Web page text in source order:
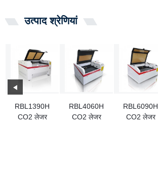
उत्पाद श्रेणियां
RBL1390H
CO2 लेजर
RBL4060H
CO2 लेजर
RBL6090H
CO2 लेजर